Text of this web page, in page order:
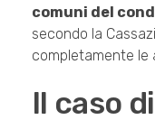
comuni del
secondo la
completamente le
Il caso